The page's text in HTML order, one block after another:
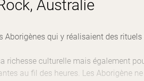
Australie
Aborigènes qui y réalisaient des rituels
richesse culturelle mais également
au fil des heures. Les Aborigène ne